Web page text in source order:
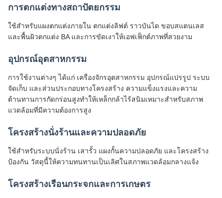
การตกแต่งทางสถาปัตยกรรม
ใช้สำหรับแผงตกแต่งภายใน ตกแต่งลิฟต์ ราวบันได ขอบสแตนเลส
และพื้นผิวตกแต่ง BA และการขัดเงาให้เอฟเฟ็กต์ภาพที่สวยงาม
อุปกรณ์อุตสาหกรรม
การใช้งานต่างๆ ได้แก่ เครื่องจักรอุตสาหกรรม อุปกรณ์แปรรูป ระบบ
จัดเก็บ และส่วนประกอบทางโครงสร้าง ความแข็งแรงและความ
ต้านทานการกัดกร่อนสูงทำให้เหล็กกล้าไร้สนิมเหมาะสำหรับสภาพ
แวดล้อมที่มีความต้องการสูง
โครงสร้างนั่งร้านและความปลอดภัย
ใช้สำหรับระบบนั่งร้าน เสารั้ว แผงกั้นความปลอดภัย และโครงสร้าง
ป้องกัน วัสดุนี้ให้ความทนทานเป็นเลิศในสภาพแวดล้อมกลางแจ้ง
โครงสร้างเรือนกระจกและการเกษตร